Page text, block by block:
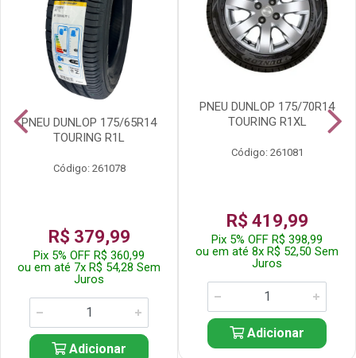
PNEU DUNLOP 175/65R14
TOURING R1L
Código: 261078
R$ 379,99
Pix 5% OFF R$ 360,99
ou em até 7x R$ 54,28 Sem
Juros
Adicionar
PNEU DUNLOP 175/70R14
TOURING R1XL
Código: 261081
R$ 419,99
Pix 5% OFF R$ 398,99
ou em até 8x R$ 52,50 Sem
Juros
Adicionar